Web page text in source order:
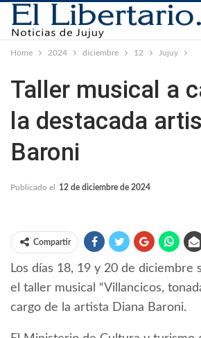
Home 2024 diciembre 12 Jujuy
Taller musical a
la destacada
Baroni
Publicado el 12 de diciembre de 2024
Compartir
Los días 18, 19 y 20 de diciembre
el taller musical “Villancicos,
cargo de la artista Diana Baroni.